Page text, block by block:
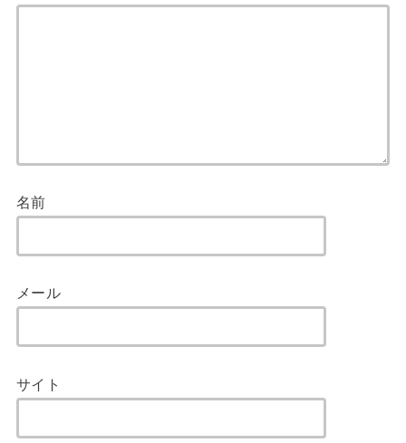
名前
メール
サイト